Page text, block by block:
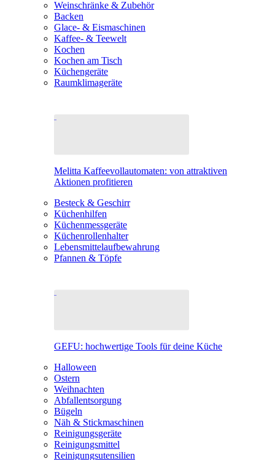
Weinschränke & Zubehör
Backen
Glace- & Eismaschinen
Kaffee- & Teewelt
Kochen
Kochen am Tisch
Küchengeräte
Raumklimageräte
Melitta Kaffeevollautomaten: von attraktiven
Aktionen profitieren
Besteck & Geschirr
Küchenhilfen
Küchenmessgeräte
Küchenrollenhalter
Lebensmittelaufbewahrung
Pfannen & Töpfe
GEFU: hochwertige Tools für deine Küche
Halloween
Ostern
Weihnachten
Abfallentsorgung
Bügeln
Näh & Stickmaschinen
Reinigungsgeräte
Reinigungsmittel
Reinigungsutensilien